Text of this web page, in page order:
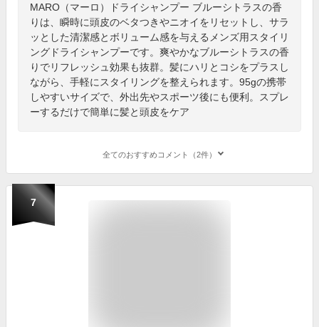
MARO（マーロ）ドライシャンプー ブルーシトラスの香
りは、瞬時に頭皮のベタつきやニオイをリセットし、サラ
ッとした清潔感とボリューム感を与えるメンズ用スタイリ
ングドライシャンプーです。爽やかなブルーシトラスの香
りでリフレッシュ効果も抜群。髪にハリとコシをプラスし
ながら、手軽にスタイリングを整えられます。95gの携帯
しやすいサイズで、外出先やスポーツ後にも便利。スプレ
ーするだけで簡単に髪と頭皮をケア
全てのおすすめコメント（2件）
7